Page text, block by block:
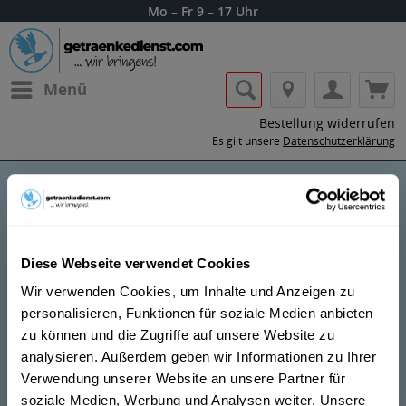
Diese Webseite verwendet Cookies
Wir verwenden Cookies, um Inhalte und Anzeigen zu
personalisieren, Funktionen für soziale Medien anbieten
zu können und die Zugriffe auf unsere Website zu
analysieren. Außerdem geben wir Informationen zu Ihrer
Verwendung unserer Website an unsere Partner für
soziale Medien, Werbung und Analysen weiter. Unsere
Mo – Fr 9 – 17 Uhr
Menü
Bestellung widerrufen
Es gilt unsere Datenschutzerklärung
K1X
Lass dir die Getränke von K1X nach Hause
oder ins Büro liefern.